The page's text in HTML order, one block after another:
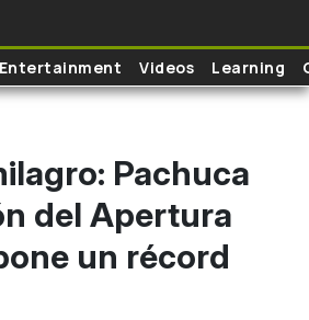
Entertainment Videos Learning
Pachuca
del Apertura
un récord